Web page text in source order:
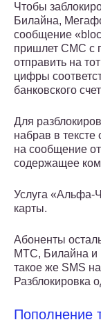
Чтобы
Билайна,
сообщение
пришлет СМС с
отправить на
цифры
банковского
Для
набрав в
на сообщение
содержащее
Услуга «Альфа-
карты.
Абоненты
МТС, Билайна и
такое же SMS
Разблокировка
Пополнение